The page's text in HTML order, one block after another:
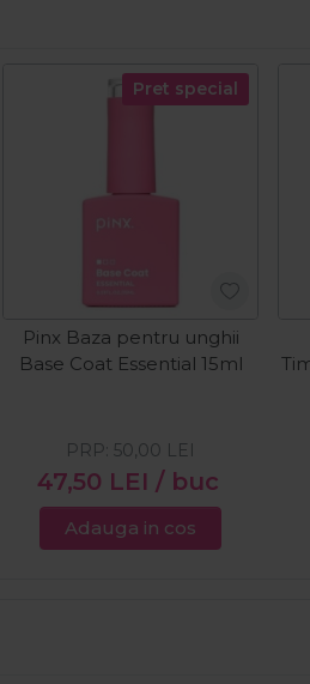
Pret special
Pinx Baza pentru unghii
Base Coat Essential 15ml
47,50 LEI / buc
PRP: 50,00 LEI
Adauga in cos